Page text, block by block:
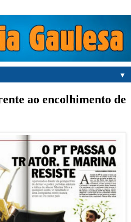
▼
ao encolhimento de